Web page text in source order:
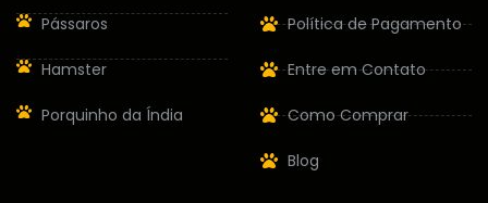
Pássaros
Hamster
Porquinho da Índia
Política de Pagamento
Entre em Contato
Como Comprar
Blog